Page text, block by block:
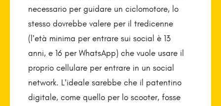
necessario per guidare un ciclomotore, lo
stesso dovrebbe valere per il tredicenne
(l’età minima per entrare sui social è 13
anni, e 16 per Whats­App) che vuole usare il
proprio cellulare per entrare in un social
network. L’ideale sarebbe che il patentino
digitale, come quello per lo scooter, fosse